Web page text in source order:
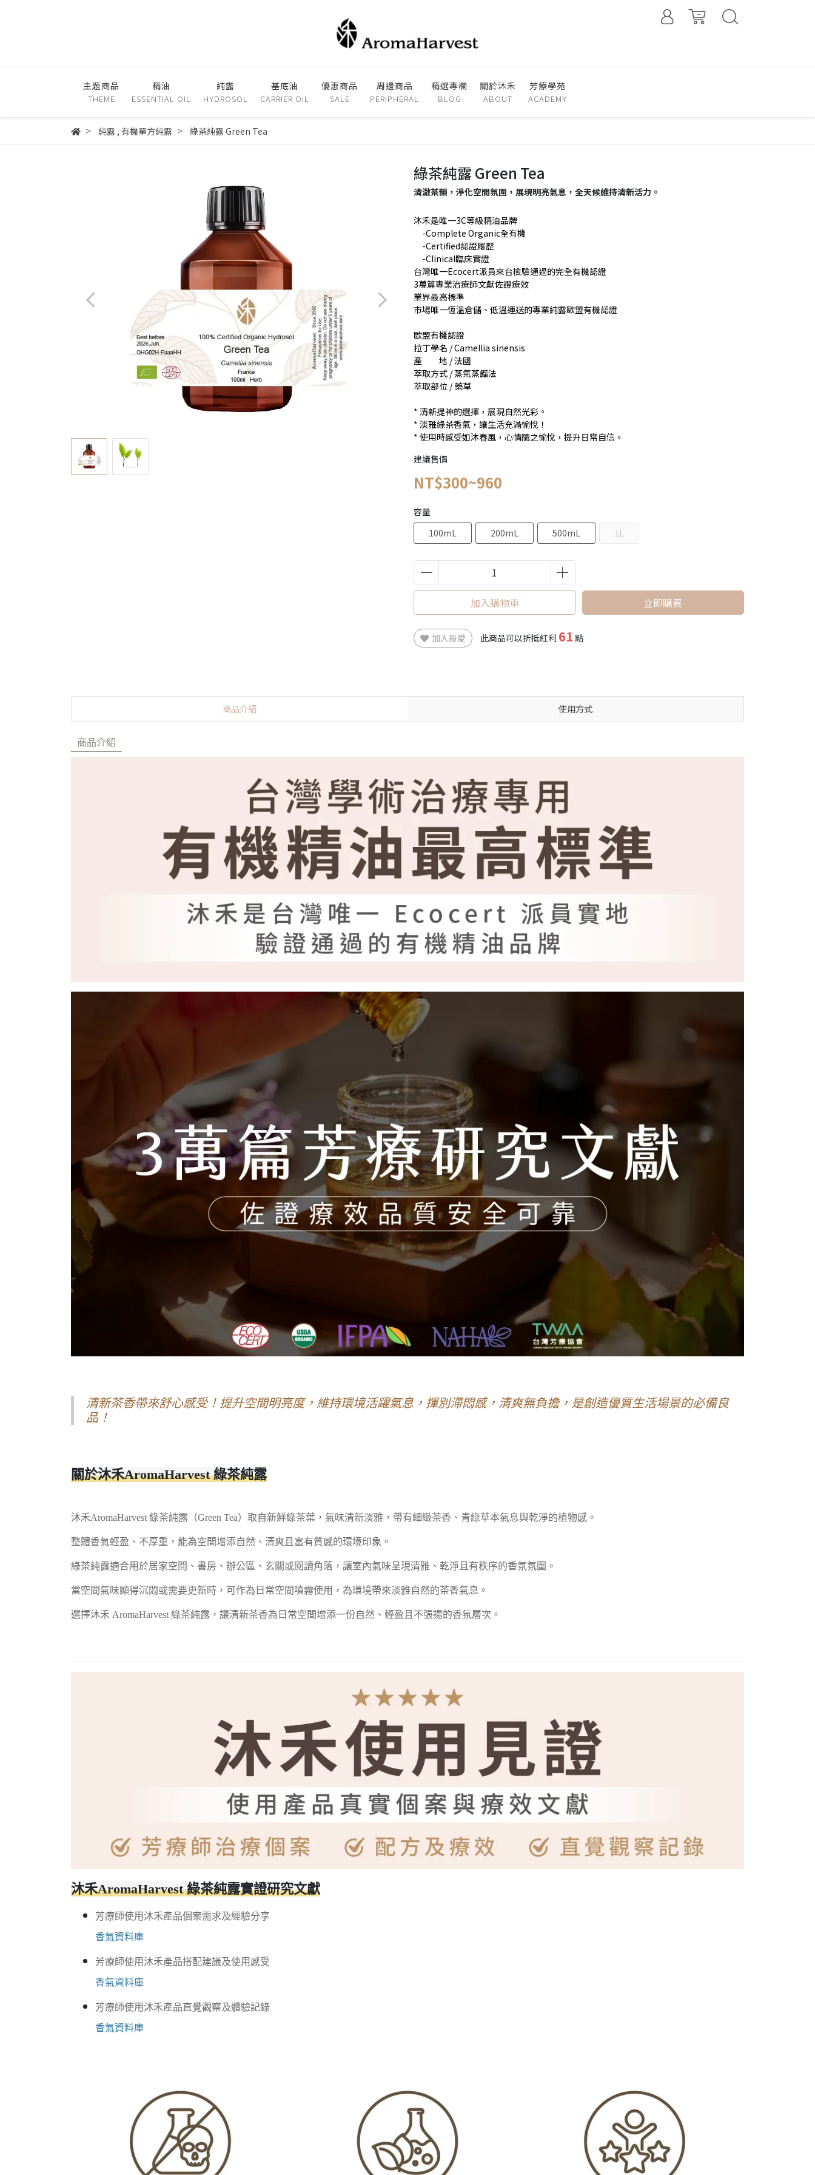
主題商品
THEME
精油
ESSENTIAL OIL
純露
HYDROSOL
基底油
CARRIER OIL
優惠商品
SALE
周邊商品
PERIPHERAL
精選專欄
BLOG
關於沐禾
ABOUT
芳療學苑
ACADEMY
純露 , 有機單方純露 綠茶純露 Green Tea
綠茶純露 Green Tea
沐禾是唯一3C等級精油品牌
-Complete Organic全有機
-Certified認證履歷
-Clinical臨床實證
台灣唯一Ecocert派員來台檢驗通過的完全有機認證
3萬篇專業治療師文獻佐證療效
業界最高標準
市場唯一恆溫倉儲、低溫運送的專業純露歐盟有機認證
歐盟有機認證
拉丁學名 / Camellia sinensis
產 地 / 法國
萃取方式 / 蒸氣蒸餾法
萃取部位 / 藥草
* 清新提神的選擇，展現自然光彩。
* 淡雅綠茶香氣，讓生活充滿愉悅！
* 使用時感受如沐春風，心情隨之愉悅，提升日常自信。
清澈茶韻，淨化空間氛圍，展現明亮氣息，全天候維持清新活力。
建議售價
NT$300~960
容量
100mL
200mL 500mL 1L
加入購物車 立即購買
加入最愛 此商品可以折抵紅利 61 點
商品介紹 使用方式
商品介紹
清新茶香帶來舒心感受！提升空間明亮度，維持環境活躍氣息，揮別滯悶感，清爽無負擔，是創造優質生活場景的必備良
品！
關於沐禾AromaHarvest 綠茶純露
沐禾AromaHarvest 綠茶純露（Green Tea）取自新鮮綠茶葉，氣味清新淡雅，帶有細緻茶香、青綠草本氣息與乾淨的植物感。
整體香氣輕盈、不厚重，能為空間增添自然、清爽且富有質感的環境印象。
綠茶純露適合用於居家空間、書房、辦公區、玄關或閱讀角落，讓室內氣味呈現清雅、乾淨且有秩序的香氛氛圍。
當空間氣味顯得沉悶或需要更新時，可作為日常空間噴霧使用，為環境帶來淡雅自然的茶香氣息。
選擇沐禾 AromaHarvest 綠茶純露，讓清新茶香為日常空間增添一份自然、輕盈且不張揚的香氛層次。
沐禾AromaHarvest 綠茶純露實證研究文獻
芳療師使用沐禾產品個案需求及經驗分享
香氣資料庫
芳療師使用沐禾產品搭配建議及使用感受
香氣資料庫
芳療師使用沐禾產品直覺觀察及體驗記錄
香氣資料庫